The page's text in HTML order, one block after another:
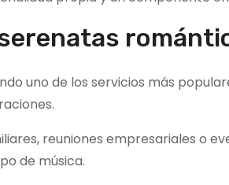
uno de los servicios más
reuniones empresariales o
de música.